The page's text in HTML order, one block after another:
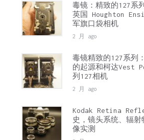
毒镜：精致的127系
英国 Houghton
军旗口袋相机
2 月 ago
毒镜精致的127系列
的起源和柯达Vest
列127相机
2 月 ago
Kodak Retina
史，镜头系统、辐射
像实测